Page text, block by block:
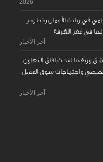
في ريادة الأعمال وتطوير
في مقر الغرفة
آخر الأخبار
وريفها لبحث آفاق التعاون
واحتياجات سوق العمل
آخر الأخبار